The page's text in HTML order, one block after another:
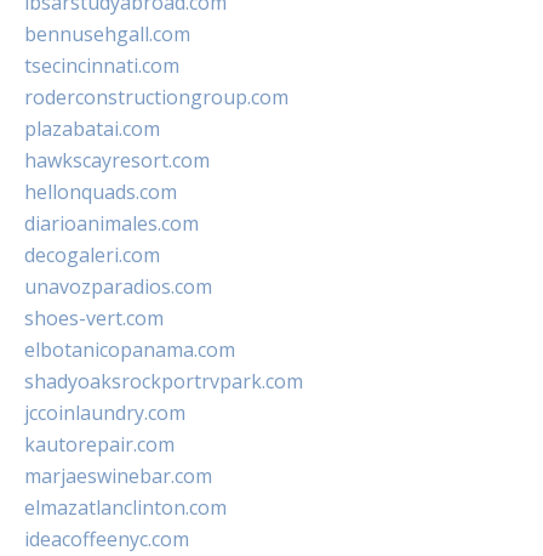
bennusehgall.com
tsecincinnati.com
roderconstructiongroup.com
plazabatai.com
hawkscayresort.com
hellonquads.com
diarioanimales.com
decogaleri.com
unavozparadios.com
shoes-vert.com
elbotanicopanama.com
shadyoaksrockportrvpark.com
jccoinlaundry.com
kautorepair.com
marjaeswinebar.com
elmazatlanclinton.com
ideacoffeenyc.com